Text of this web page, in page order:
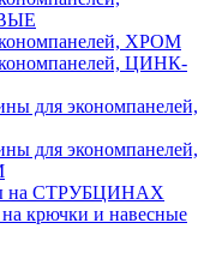
ХРОМ
ЦИНК-
для экономпанелей,
для экономпанелей,
на СТРУБЦИНАХ
крючки и навесные